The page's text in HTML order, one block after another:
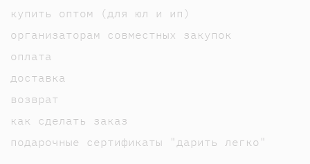
купить оптом (для юл и ип)
организаторам совместных закупок
оплата
доставка
возврат
как сделать заказ
подарочные сертификаты "дарить легко"